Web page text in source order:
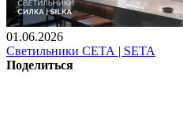
01.06.2026
Светильники СЕТА | SETA
Поделиться